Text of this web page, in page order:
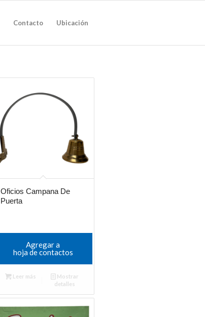
Contacto Ubicación
Oficios Campana De
Puerta
Agregar a
hoja de contactos
Leer más
Mostrar
detalles